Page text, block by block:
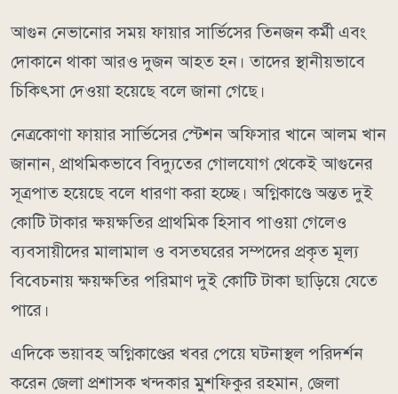
আগুন নেভানোর সময় ফায়ার সার্ভিসের তিনজন কর্মী এবং
দোকানে থাকা আরও দুজন আহত হন। তাদের স্থানীয়ভাবে
চিকিৎসা দেওয়া হয়েছে বলে জানা গেছে।
নেত্রকোণা ফায়ার সার্ভিসের স্টেশন অফিসার খানে আলম খান
জানান, প্রাথমিকভাবে বিদ্যুতের গোলযোগ থেকেই আগুনের
সূত্রপাত হয়েছে বলে ধারণা করা হচ্ছে। অগ্নিকাণ্ডে অন্তত দুই
কোটি টাকার ক্ষয়ক্ষতির প্রাথমিক হিসাব পাওয়া গেলেও
ব্যবসায়ীদের মালামাল ও বসতঘরের সম্পদের প্রকৃত মূল্য
বিবেচনায় ক্ষয়ক্ষতির পরিমাণ দুই কোটি টাকা ছাড়িয়ে যেতে
পারে।
এদিকে ভয়াবহ অগ্নিকাণ্ডের খবর পেয়ে ঘটনাস্থল পরিদর্শন
করেন জেলা প্রশাসক খন্দকার মুশফিকুর রহমান, জেলা